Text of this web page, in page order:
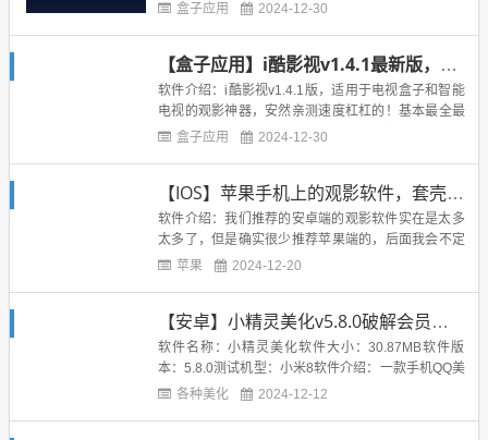
库，引领互联网电视内容文化潮流！新增精彩好内容
享看享玩！更新说明：1.视觉表达更生动 ，全新酷喵
品牌升级；2.沉浸...
盒子应用 2024-12-30
【盒子应用】i酷影视v1.4.1最新版，速度超级快的智能电视观影神器
软件介绍：i酷影视v1.4.1版，适用于电视盒子和智能
电视的观影神器，安然亲测速度杠杠的！基本最全最
新的电视都可以搜到，当然了，这个是完全免费的！
推荐给大家的这款呢，画质好，速度快！可以试试！i
酷影视APP是...
盒子应用 2024-12-30
【IOS】苹果手机上的观影软件，套壳上架应用市场
软件介绍：我们推荐的安卓端的观影软件实在是太多
太多了，但是确实很少推荐苹果端的，后面我会不定
期的推荐一些苹果端的应用！毕竟咱现在可是双端手
音软件，可以看最全最新的影视剧综艺等等资源多且
全，采集好几家资源网...
苹果 2024-12-20
【安卓】小精灵美化v5.8.0破解会员版， QQ美化辅助工具
软件名称：小精灵美化软件大小：30.87MB软件版
本：5.8.0测试机型：小米8软件介绍：一款手机QQ美
化辅助工具，通过这款软件，大家可以轻松制作出绚
各种美化 2024-12-12